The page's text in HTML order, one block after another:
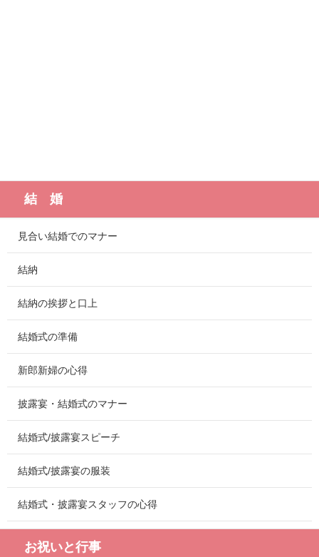
結 婚
見合い結婚でのマナー
結納
結納の挨拶と口上
結婚式の準備
新郎新婦の心得
披露宴・結婚式のマナー
結婚式/披露宴スピーチ
結婚式/披露宴の服装
結婚式・披露宴スタッフの心得
お祝いと行事